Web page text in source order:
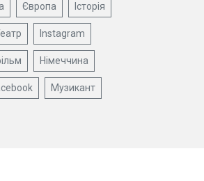
Європа Історія
Instagram
Німеччина
Музикант